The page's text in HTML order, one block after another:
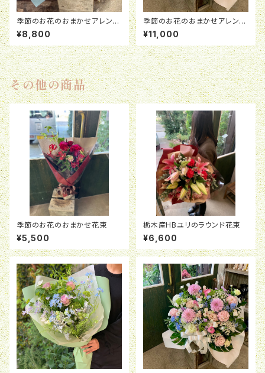
季節のお花のおまかせアレンジ
メント
¥8,800
季節のお花のおまかせアレンジ
メント
¥11,000
その他の商品
季節のお花のおまかせ花束
¥5,500
栃木産HBユリのラウンド花束
¥6,600